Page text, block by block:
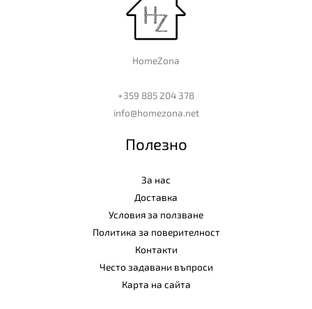
HomeZona
+359 885 204 378
info@homezona.net
Полезно
За нас
Доставка
Условия за ползване
Политика за поверителност
Контакти
Често задавани въпроси
Карта на сайта